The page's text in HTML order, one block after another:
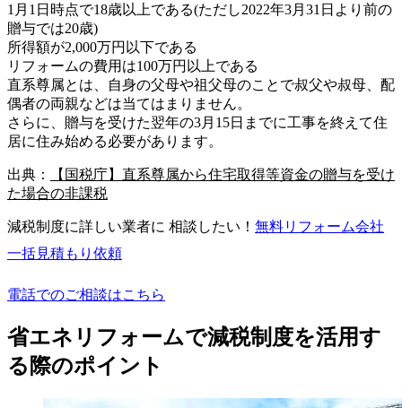
1月1日時点で18歳以上である(ただし2022年3月31日より前の
贈与では20歳)
所得額が2,000万円以下である
リフォームの費用は100万円以上である
直系尊属とは、自身の父母や祖父母のことで叔父や叔母、配
偶者の両親などは当てはまりません。
さらに、贈与を受けた翌年の3月15日までに工事を終えて住
居に住み始める必要があります。
出典：
【国税庁】直系尊属から住宅取得等資金の贈与を受け
た場合の非課税
減税制度に詳しい業者に 相談したい！ 無料リフォーム会社
一括見積もり依頼
電話でのご相談はこちら
省エネリフォームで減税制度を活用す
る際のポイント